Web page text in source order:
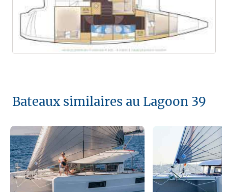
Bateaux similaires au Lagoon 39